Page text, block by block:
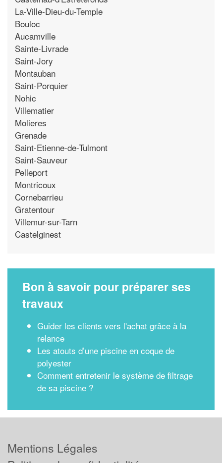
La-Ville-Dieu-du-Temple
Bouloc
Aucamville
Sainte-Livrade
Saint-Jory
Montauban
Saint-Porquier
Nohic
Villematier
Molieres
Grenade
Saint-Etienne-de-Tulmont
Saint-Sauveur
Pelleport
Montricoux
Cornebarrieu
Gratentour
Villemur-sur-Tarn
Castelginest
Bon à savoir pour préparer ses
travaux
Guider les clients vers l'achat grâce à la
relance
Les atouts d’une piscine en coque de
polyester
Comment entretenir le système de filtrage
de sa piscine ?
Mentions Légales